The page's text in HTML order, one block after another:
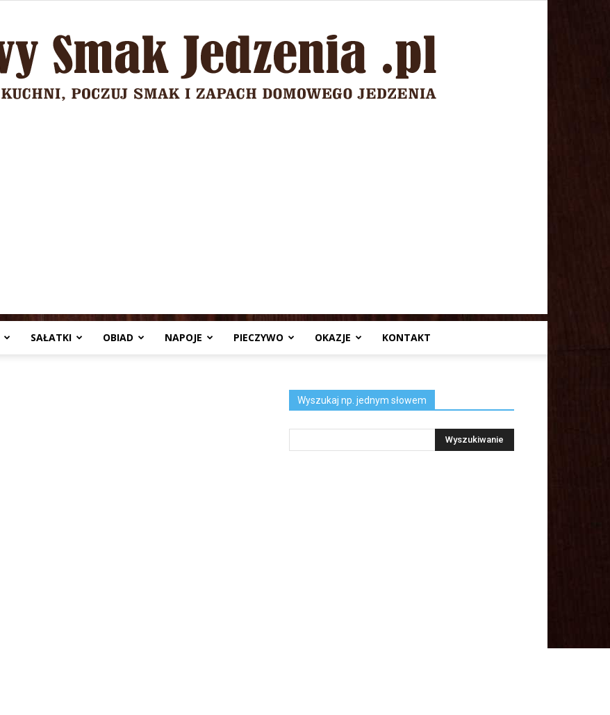
Jedzenia
SAŁATKI OBIAD NAPOJE PIECZYWO OKAZJE KONTAKT
Wyszukaj np. jednym słowem